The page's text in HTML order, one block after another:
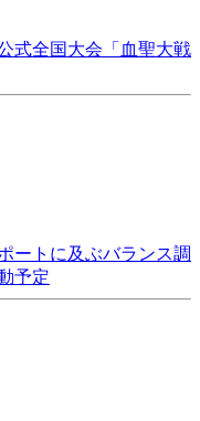
式全国大会「血聖大戦
ートに及ぶバランス調
予定